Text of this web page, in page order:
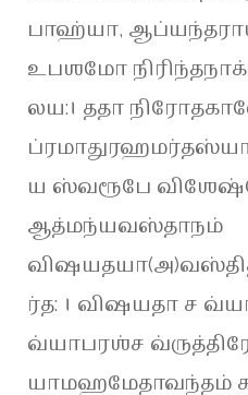
பாஹ்யா,
உபஶமோ
லய:। ததா
ய ஸ்வரூபே
ஆத்மந்யவஸ்தாநம்
ர்த: । விஷயதா ச
வ்யாபரஶ்ச
யாமஹமேதாவந்தம்